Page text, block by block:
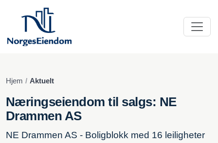
Hjem Aktuelt
Næringseiendom til salgs: NE
Drammen AS
NE Drammen AS - Boligblokk med 16 leiligheter